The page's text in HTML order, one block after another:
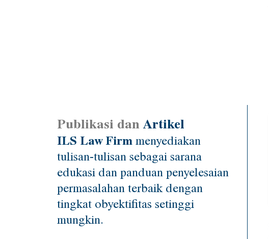
Publikasi danArtikel
ILS Law Firmmenyediakan
tulisan-tulisan sebagai sarana
edukasi dan panduan penyelesaian
permasalahan terbaik dengan
tingkat obyektifitas setinggi
mungkin.